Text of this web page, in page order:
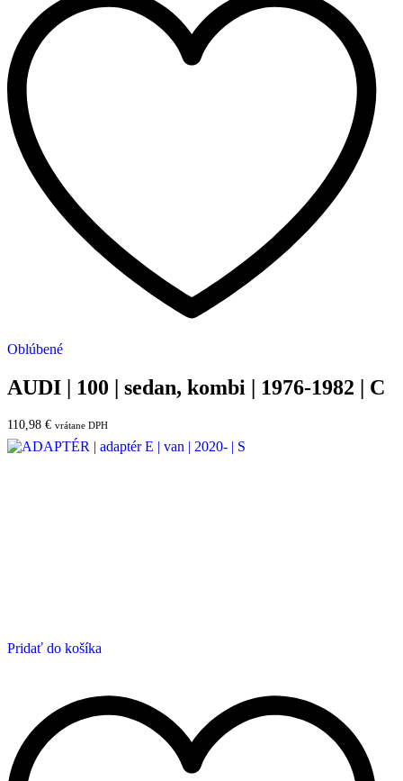
Oblúbené
AUDI | 100 | sedan, kombi | 1976-1982 | C
110,98 € vrátane DPH
Pridať do košíka